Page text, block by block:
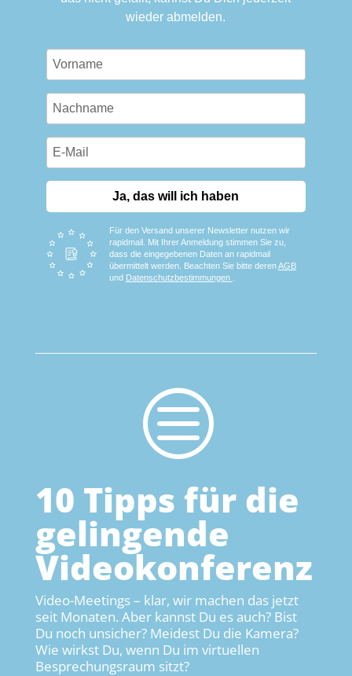
wieder abmelden.
Ja, das will ich haben
Für den Versand unserer Newsletter nutzen wir
rapidmail. Mit Ihrer Anmeldung stimmen Sie zu,
dass die eingegebenen Daten an rapidmail
übermittelt werden. Beachten Sie bitte derenAGB
und Datenschutzbestimmungen
c
10 Tipps für die
gelingende
Videokonferenz
Video-Meetings – klar, wir machen das jetzt
seit Monaten. Aber kannst Du es auch? Bist
Du noch unsicher? Meidest Du die Kamera?
Wie wirkst Du, wenn Du im virtuellen
Besprechungsraum sitzt?